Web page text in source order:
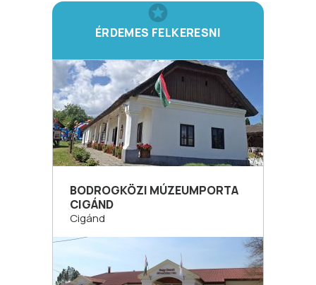
ÉRDEMES FELKERESNI
BODROGKÖZI MÚZEUMPORTA
CIGÁND
Cigánd